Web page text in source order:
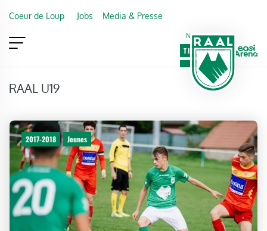
Coeur de Loup Jobs Media & Presse
Newsletter
TICKETING
VIP
FAN SHOP
RAAL U19
2017-2018 Jeunes